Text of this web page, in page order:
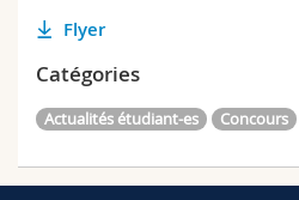
Flyer
Catégories
Actualités étudiant-es Concours